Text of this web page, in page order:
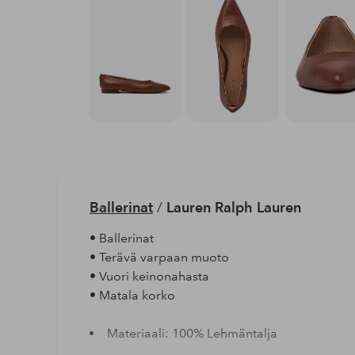
Ballerinat/ Lauren Ralph Lauren
• Ballerinat
• Terävä varpaan muoto
• Vuori keinonahasta
• Matala korko
Materiaali: 100% Lehmäntalja